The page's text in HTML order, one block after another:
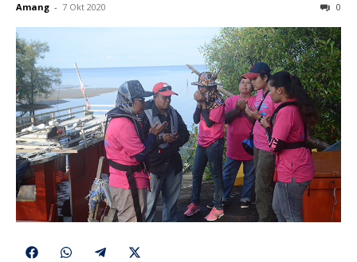
Amang - 7 Okt 2020 0
Share
Share
Share